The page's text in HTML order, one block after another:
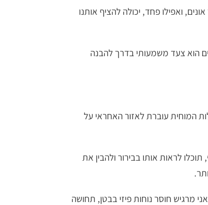
ואפילו פחד, יכולה להציף אותנו
הוא צעד משמעותי בדרך להבנה
המוחית עוברת לאזור האחראי על
לראות אותו בבירור ולהבין את
מרגיש חוסר נוחות פיזי בבטן, תחושה